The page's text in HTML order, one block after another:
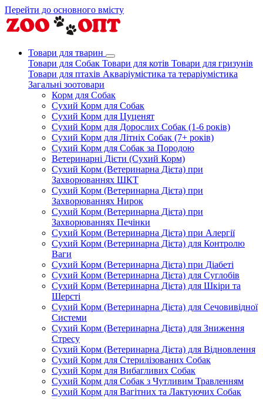
Перейти до основного вмісту
Товари для тварин
Товари для Собак Товари для котів Товари для гризунів
Товари для птахів Акваріумістика та тераріумістика
Загальні зоотовари
Корм для Собак
Сухий Корм для Собак
Сухий Корм для Цуценят
Сухий Корм для Дорослих Собак (1-6 років)
Сухий Корм для Літніх Собак (7+ років)
Сухий Корм для Собак за Породою
Ветеринарні Дієти (Сухий Корм)
Сухий Корм (Ветеринарна Дієта) при
Захворюваннях ШКТ
Сухий Корм (Ветеринарна Дієта) при
Захворюваннях Нирок
Сухий Корм (Ветеринарна Дієта) при
Захворюваннях Печінки
Сухий Корм (Ветеринарна Дієта) при Алергії
Сухий Корм (Ветеринарна Дієта) для Контролю
Ваги
Сухий Корм (Ветеринарна Дієта) при Діабеті
Сухий Корм (Ветеринарна Дієта) для Суглобів
Сухий Корм (Ветеринарна Дієта) для Шкіри та
Шерсті
Сухий Корм (Ветеринарна Дієта) для Сечовивідної
Системи
Сухий Корм (Ветеринарна Дієта) для Зниження
Стресу
Сухий Корм (Ветеринарна Дієта) для Відновлення
Сухий Корм для Стерилізованих Собак
Сухий Корм для Вибагливих Собак
Сухий Корм для Собак з Чутливим Травленням
Сухий Корм для Вагітних та Лактуючих Собак